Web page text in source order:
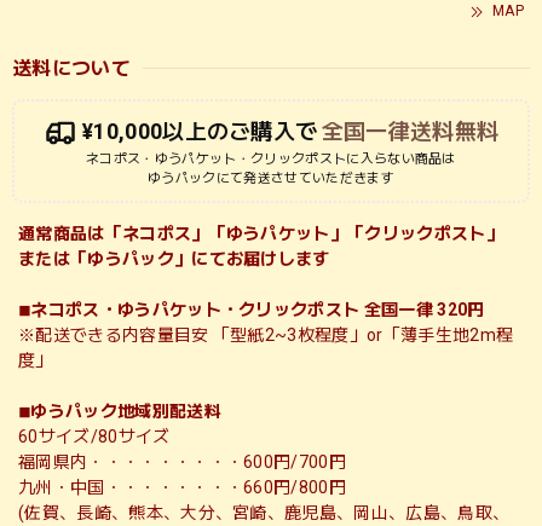
MAP
送料について
¥10,000以上のご購入で全国一律送料無料
ネコポス・ゆうパケット・クリックポストに入らない商品は
ゆうパックにて発送させていただきます
通常商品は「ネコポス」「ゆうパケット」「クリックポスト」
または「ゆうパック」にてお届けします
◾︎ネコポス・ゆうパケット・クリックポスト 全国一律 320円
※配送できる内容量目安 「型紙2~3枚程度」or「薄手生地2m程
度」
◾︎ゆうパック地域別配送料
60サイズ/80サイズ
福岡県内・・・・・・・・・600円/700円
九州・中国・・・・・・・・660円/800円
(佐賀、長崎、熊本、大分、宮崎、鹿児島、岡山、広島、鳥取、